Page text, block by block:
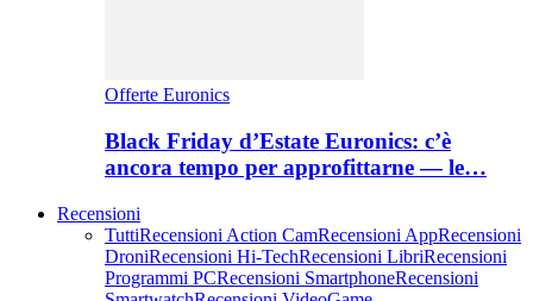
Offerte Euronics
Black Friday d’Estate Euronics: c’è
ancora tempo per approfittarne — le…
Recensioni
TuttiRecensioni Action CamRecensioni AppRecensioni
DroniRecensioni Hi-TechRecensioni LibriRecensioni
Programmi PCRecensioni SmartphoneRecensioni